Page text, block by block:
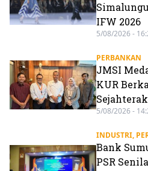
IFW 2026
5/08/2026 -
PERBANKAN
JMSI
KUR
5/08/2026 -
INDUSTRI,
Bank
PSR